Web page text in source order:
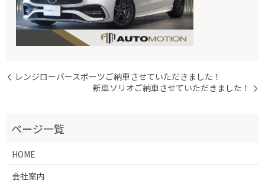
レンジローバースポーツご納車させていただきました！
新車ソリオご納車させていただきました！
HOME
会社案内